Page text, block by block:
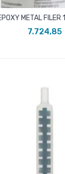
METAL
7.724,85